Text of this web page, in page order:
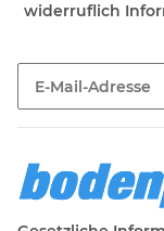
widerruflich